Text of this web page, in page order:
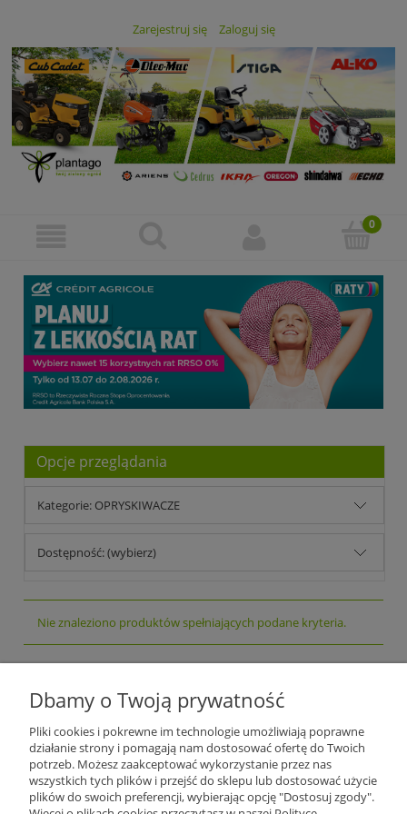
Zarejestruj się Zaloguj się
Opcje przeglądania
Kategorie: OPRYSKIWACZE
Dostępność: (wybierz)
Nie znaleziono produktów spełniających podane kryteria.
ul. Warszawska 281
26-110Skarżysko-Kamienna
+48 509 457 733
E-mail:plantago@plantago.pl
Pomoc
Dbamy o Twoją prywatność
Pliki cookies i pokrewne im technologie umożliwiają poprawne
działanie strony i pomagają nam dostosować ofertę do Twoich
potrzeb. Możesz zaakceptować wykorzystanie przez nas
wszystkich tych plików i przejść do sklepu lub dostosować użycie
plików do swoich preferencji, wybierając opcję "Dostosuj zgody".